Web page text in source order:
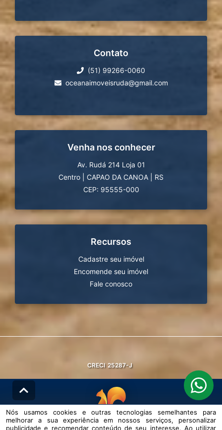
Contato
(51) 99266-0060
oceanaimoveisruda@gmail.com
Venha nos conhecer
Av. Rudá 214 Loja 01
Centro
CAPAO DA CANOA
RS
CEP: 95555-000
Recursos
Cadastre seu imóvel
Encomende seu imóvel
Fale conosco
CRECI 25287-J
© DESENVOLVIDO PELAAGIL.NET
Nós usamos cookies e outras tecnologias semelhantes para
melhorar a sua experiência em nossos serviços, personalizar
publicidade e recomendar conteúdo de seu interesse. Ao utilizar